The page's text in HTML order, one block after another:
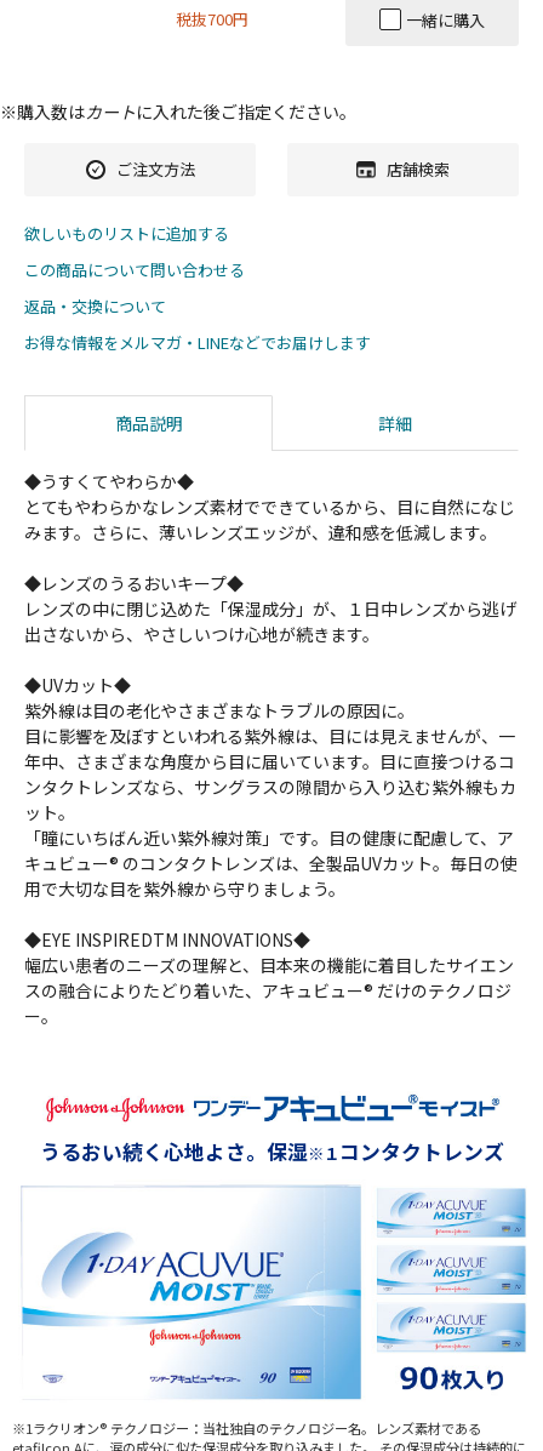
税抜700円 一緒に購入
※購入数はカートに入れた後ご指定ください。
ご注文方法 店舗検索
欲しいものリストに追加する
この商品について問い合わせる
返品・交換について
お得な情報をメルマガ・LINEなどでお届けします
商品説明 詳細
◆うすくてやわらか◆
とてもやわらかなレンズ素材でできているから、目に自然になじ
みます。さらに、薄いレンズエッジが、違和感を低減します。
◆レンズのうるおいキープ◆
レンズの中に閉じ込めた「保湿成分」が、１日中レンズから逃げ
出さないから、やさしいつけ心地が続きます。
◆UVカット◆
紫外線は目の老化やさまざまなトラブルの原因に。
目に影響を及ぼすといわれる紫外線は、目には見えませんが、一
年中、さまざまな角度から目に届いています。目に直接つけるコ
ンタクトレンズなら、サングラスの隙間から入り込む紫外線もカ
ット。
「瞳にいちばん近い紫外線対策」です。目の健康に配慮して、ア
キュビュー® のコンタクトレンズは、全製品UVカット。毎日の使
用で大切な目を紫外線から守りましょう。
◆EYE INSPIREDTM INNOVATIONS◆
幅広い患者のニーズの理解と、目本来の機能に着目したサイエン
スの融合によりたどり着いた、アキュビュー® だけのテクノロジ
ー。
うるおい続く心地よさ。保湿※１ コンタクトレンズ
※1ラクリオン® テクノロジー：当社独自のテクノロジー名。レンズ素材である